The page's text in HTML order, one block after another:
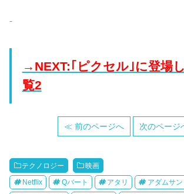
→NEXT:｢ピクセル｣に登場
覧2
≪ 前のページへ 次のペー
テクノロジー 映画
Netflix Qバート アタリ アダムサ